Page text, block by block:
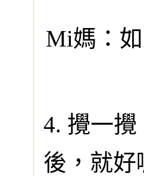
Mi媽：
4. 攪一
後，就好